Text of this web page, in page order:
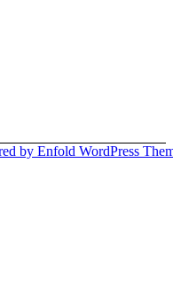
by Enfold WordPress